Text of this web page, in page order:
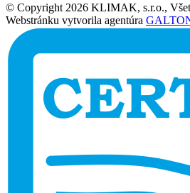
© Copyright 2026 KLIMAK, s.r.o.,
Webstránku vytvorila agentúra